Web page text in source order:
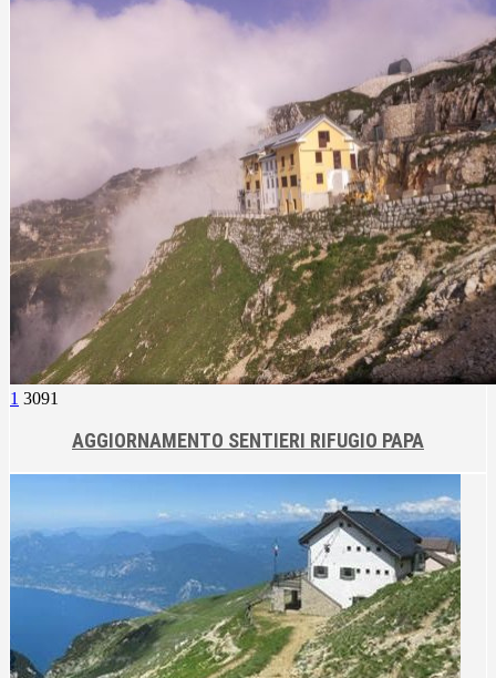
1 3091
AGGIORNAMENTO SENTIERI RIFUGIO PAPA